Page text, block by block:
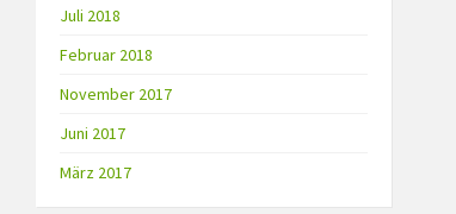
Juli 2018
Februar 2018
November 2017
Juni 2017
März 2017